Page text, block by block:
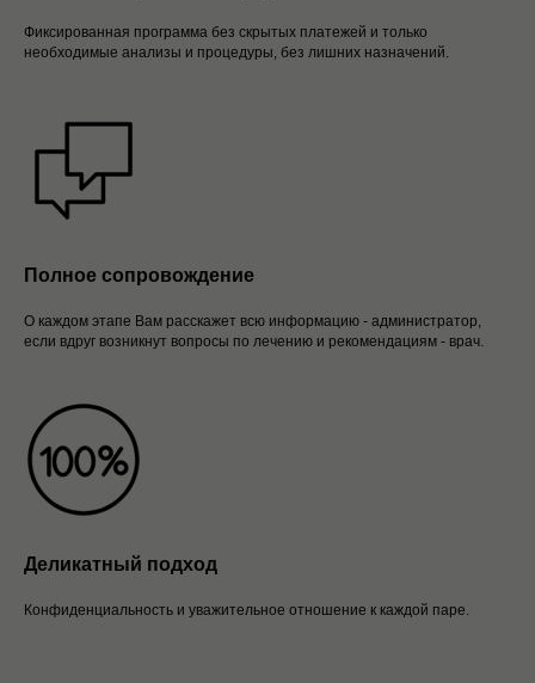
Фиксированная программа без скрытых платежей и только
необходимые анализы и процедуры, без лишних назначений.
Полное сопровождение
О каждом этапе Вам расскажет всю информацию - администратор,
если вдруг возникнут вопросы по лечению и рекомендациям - врач.
Деликатный подход
Конфиденциальность и уважительное отношение к каждой паре.